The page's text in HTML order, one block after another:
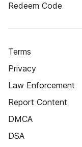
Redeem Code
Terms
Privacy
Law Enforcement
Report Content
DMCA
DSA